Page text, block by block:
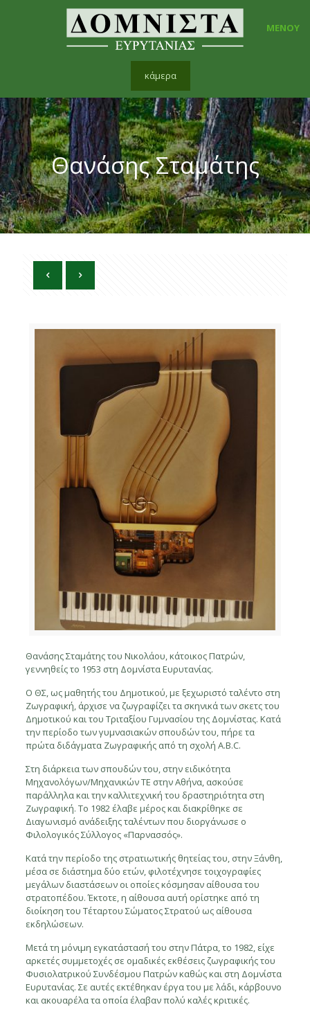
ΜΕΝΟΥ
κάμερα
Θανάσης Σταμάτης
Θανάσης Σταμάτης του Νικολάου, κάτοικος Πατρών,
γεννηθείς το 1953 στη Δομνίστα Ευρυτανίας.
Ο ΘΣ, ως μαθητής του Δημοτικού, με ξεχωριστό ταλέντο στη
Ζωγραφική, άρχισε να ζωγραφίζει τα σκηνικά των σκετς του
Δημοτικού και του Τριταξίου Γυμνασίου της Δομνίστας. Κατά
την περίοδο των γυμνασιακών σπουδών του, πήρε τα
πρώτα διδάγματα Ζωγραφικής από τη σχολή A.B.C.
Στη διάρκεια των σπουδών του, στην ειδικότητα
Μηχανολόγων/Μηχανικών ΤΕ στην Αθήνα, ασκούσε
παράλληλα και την καλλιτεχνική του δραστηριότητα στη
Ζωγραφική. Το 1982 έλαβε μέρος και διακρίθηκε σε
Διαγωνισμό ανάδειξης ταλέντων που διοργάνωσε ο
Φιλολογικός Σύλλογος «Παρνασσός».
Κατά την περίοδο της στρατιωτικής θητείας του, στην Ξάνθη,
μέσα σε διάστημα δύο ετών, φιλοτέχνησε τοιχογραφίες
μεγάλων διαστάσεων οι οποίες κόσμησαν αίθουσα του
στρατοπέδου. Έκτοτε, η αίθουσα αυτή ορίστηκε από τη
διοίκηση του Τέταρτου Σώματος Στρατού ως αίθουσα
εκδηλώσεων.
Μετά τη μόνιμη εγκατάστασή του στην Πάτρα, το 1982, είχε
αρκετές συμμετοχές σε ομαδικές εκθέσεις ζωγραφικής του
Φυσιολατρικού Συνδέσμου Πατρών καθώς και στη Δομνίστα
Ευρυτανίας. Σε αυτές εκτέθηκαν έργα του με λάδι, κάρβουνο
και ακουαρέλα τα οποία έλαβαν πολύ καλές κριτικές.